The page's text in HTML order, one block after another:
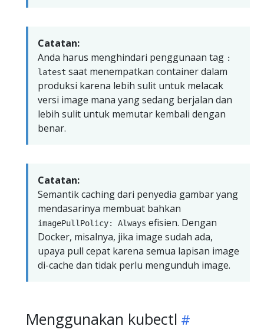
Catatan:
Anda harus menghindari penggunaan tag :
latest saat menempatkan container dalam
produksi karena lebih sulit untuk melacak
versi image mana yang sedang berjalan dan
lebih sulit untuk memutar kembali dengan
benar.
Catatan:
Semantik caching dari penyedia gambar yang
mendasarinya membuat bahkan
imagePullPolicy: Always efisien. Dengan
Docker, misalnya, jika image sudah ada,
upaya pull cepat karena semua lapisan image
di-cache dan tidak perlu mengunduh image.
Menggunakan kubectl